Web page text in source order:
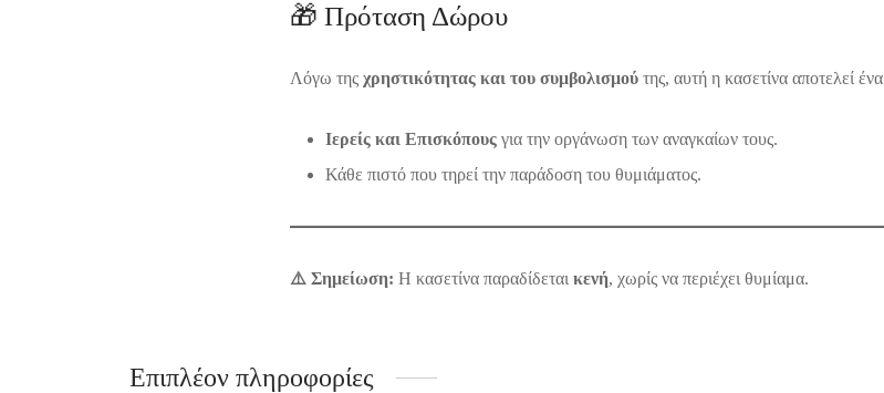
🎁 Πρόταση Δώρου
Λόγω της χρηστικότητας και του συμβολισμού της, αυτή η κασετίνα αποτελεί ένα
Ιερείς και Επισκόπουςγια την οργάνωση των αναγκαίων τους.
Κάθε πιστό που τηρεί την παράδοση του θυμιάματος.
⚠️ Σημείωση: Η κασετίνα παραδίδεται κενή, χωρίς να περιέχει θυμίαμα.
Επιπλέον πληροφορίες